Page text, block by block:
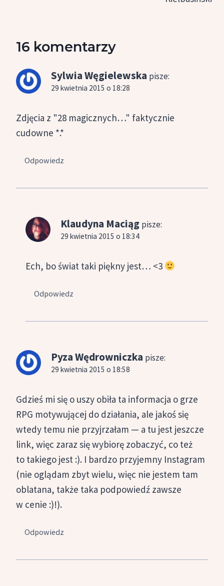
16 komentarzy
Sylwia Węgielewska pisze:
29 kwietnia 2015 o 18:28
Zdjęcia z "28 magicznych…" faktycznie
cudowne *.*
Odpowiedz
Klaudyna Maciąg pisze:
29 kwietnia 2015 o 18:34
Ech, bo świat taki piękny jest… <3
Odpowiedz
Pyza Wędrowniczka pisze:
29 kwietnia 2015 o 18:58
Gdzieś mi się o uszy obiła ta informacja o grze
RPG motywującej do działania, ale jakoś się
wtedy temu nie przyjrzałam — a tu jest jeszcze
link, więc zaraz się wybiorę zobaczyć, co też
to takiego jest :). I bardzo przyjemny Instagram
(nie oglądam zbyt wielu, więc nie jestem tam
oblatana, także taka podpowiedź zawsze
w cenie :)!).
Odpowiedz